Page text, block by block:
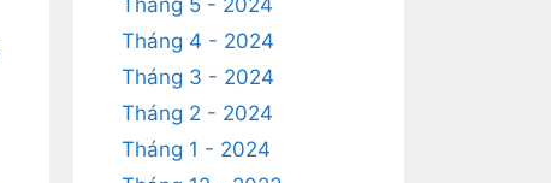
Tháng 5 - 2024
Tháng 4 - 2024
Tháng 3 - 2024
Tháng 2 - 2024
Tháng 1 - 2024